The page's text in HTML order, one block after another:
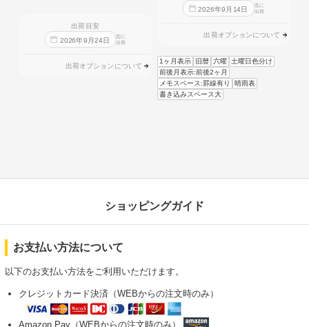
出荷目安
2026年9 月24日
迄に
出荷
出荷オプションについて
2026年9 月 14日
迄に
出荷
出荷オプションについて
1ヶ月表示 旧暦 六曜 土曜日色分け
前後月表示:前後2ヶ月
メモスペース:罫線有り
晴雨表
書き込みスペース大
ショッピングガイド
お支払い方法について
以下のお支払い方法をご利用いただけます。
クレジットカード決済（WEBからの注文時のみ）
Amazon Pay（WEBからの注文時のみ）